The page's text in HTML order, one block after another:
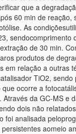
que a
60 min de reação,
As
sendocomprimento
de 30 min.
produtos de
em relação a outras
TiO2,
ocorre a
da GC-MS e
dois não
foi analisada
aomeio